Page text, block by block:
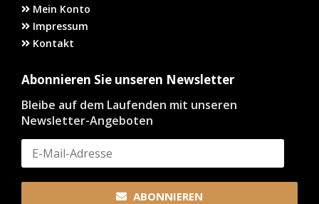
Mein Konto
Impressum
Kontakt
Abonnieren Sie unseren Newsletter
Bleibe auf dem Laufenden mit unseren
Newsletter-Angeboten
ABONNIEREN